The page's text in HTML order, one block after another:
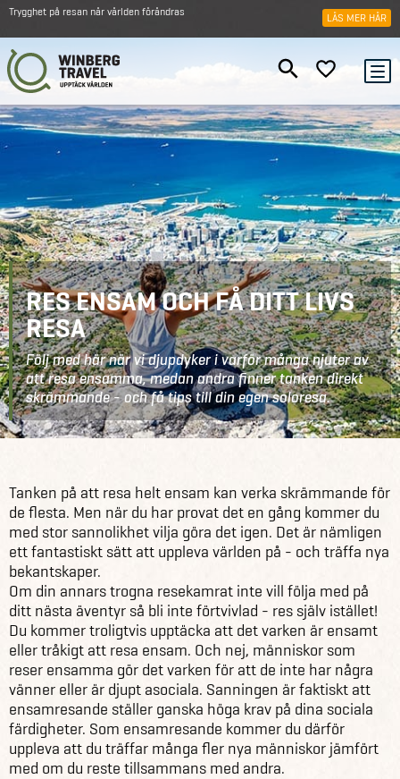
Trygghet på resan när världen förändras LÄS MER HÄR
RES ENSAM OCH FÅ DITT LIVS
RESA
Följ med här när vi djupdyker i varför många njuter av
att resa ensamma, medan andra finner tanken direkt
skrämmande - och få tips till din egen soloresa.
Tanken på att resa helt ensam kan verka skrämmande för
de flesta. Men när du har provat det en gång kommer du
med stor sannolikhet vilja göra det igen. Det är nämligen
ett fantastiskt sätt att uppleva världen på - och träffa nya
bekantskaper.
Om din annars trogna resekamrat inte vill följa med på
ditt nästa äventyr så bli inte förtvivlad - res själv istället!
Du kommer troligtvis upptäcka att det varken är ensamt
eller tråkigt att resa ensam. Och nej, människor som
reser ensamma gör det varken för att de inte har några
vänner eller är djupt asociala. Sanningen är faktiskt att
ensamresande ställer ganska höga krav på dina sociala
färdigheter. Som ensamresande kommer du därför
uppleva att du träffar många fler nya människor jämfört
med om du reste tillsammans med andra.